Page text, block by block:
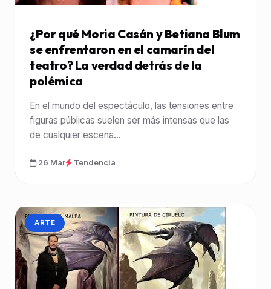
¿Por qué Moria Casán y Betiana Blum
se enfrentaron en el camarín del
teatro? La verdad detrás de la
polémica
En el mundo del espectáculo, las tensiones entre
figuras públicas suelen ser más intensas que las
de cualquier escena...
26 Mar Tendencia
CATEGORÍA:
ARTE